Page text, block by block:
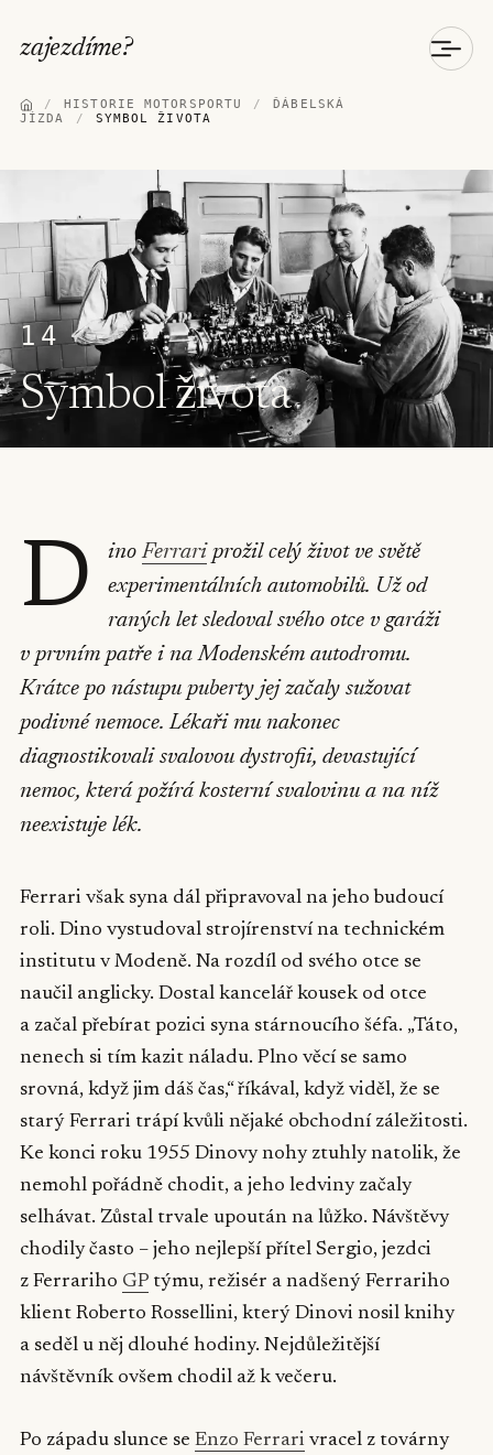
zajezdíme?
/ HISTORIE MOTORSPORTU /
ĎÁBELSKÁ
JÍZDA
/ SYMBOL ŽIVOTA
14
Symbol života
D inoFerrari prožil celý život ve světě
experimentálních automobilů. Už od
raných let sledoval svého otce v garáži
v prvním patře i na Modenském autodromu.
Krátce po nástupu puberty jej začaly sužovat
podivné nemoce. Lékaři mu nakonec
diagnostikovali svalovou dystrofii, devastující
nemoc, která požírá kosterní svalovinu a na níž
neexistuje lék.
Ferrari však syna dál připravoval na jeho budoucí
roli. Dino vystudoval strojírenství na technickém
institutu v Modeně. Na rozdíl od svého otce se
naučil anglicky. Dostal kancelář kousek od otce
a začal přebírat pozici syna stárnoucího šéfa. „Táto,
nenech si tím kazit náladu. Plno věcí se samo
srovná, když jim dáš čas,“ říkával, když viděl, že se
starý Ferrari trápí kvůli nějaké obchodní záležitosti.
Ke konci roku 1955 Dinovy nohy ztuhly natolik, že
nemohl pořádně chodit, a jeho ledviny začaly
selhávat. Zůstal trvale upoután na lůžko. Návštěvy
chodily často – jeho nejlepší přítel Sergio, jezdci
z Ferrariho GP týmu, režisér a nadšený Ferrariho
klient Roberto Rossellini, který Dinovi nosil knihy
a seděl u něj dlouhé hodiny. Nejdůležitější
návštěvník ovšem chodil až k večeru.
Po západu slunce se Enzo Ferrari vracel z továrny